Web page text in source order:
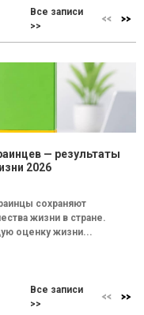
Все записи
>>
— результаты
2026
сохраняют
жизни в стране.
оценку жизни...
Все записи
>>